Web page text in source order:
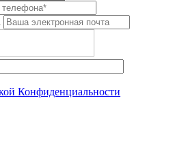
Конфиденциальности